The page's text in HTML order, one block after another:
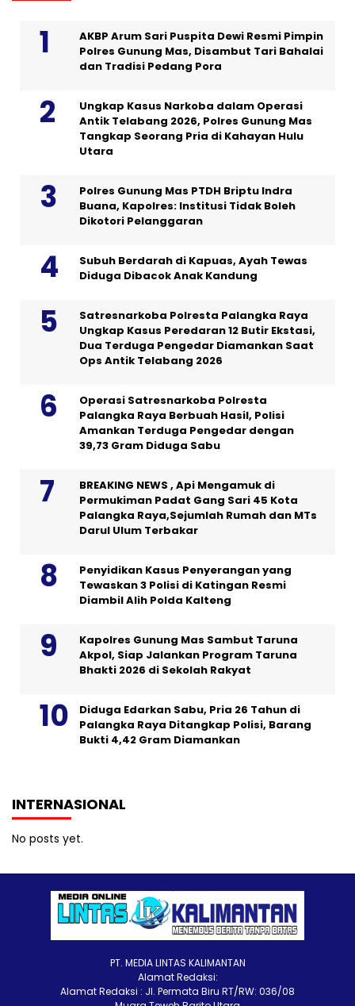
AKBP Arum Sari Puspita Dewi Resmi Pimpin
Polres Gunung Mas, Disambut Tari Bahalai
dan Tradisi Pedang Pora
Ungkap Kasus Narkoba dalam Operasi
Antik Telabang 2026, Polres Gunung Mas
Tangkap Seorang Pria di Kahayan Hulu
Utara
Polres Gunung Mas PTDH Briptu Indra
Buana, Kapolres: Institusi Tidak Boleh
Dikotori Pelanggaran
Subuh Berdarah di Kapuas, Ayah Tewas
Diduga Dibacok Anak Kandung
Satresnarkoba Polresta Palangka Raya
Ungkap Kasus Peredaran 12 Butir Ekstasi,
Dua Terduga Pengedar Diamankan Saat
Ops Antik Telabang 2026
Operasi Satresnarkoba Polresta
Palangka Raya Berbuah Hasil, Polisi
Amankan Terduga Pengedar dengan
39,73 Gram Diduga Sabu
BREAKING NEWS , Api Mengamuk di
Permukiman Padat Gang Sari 45 Kota
Palangka Raya,Sejumlah Rumah dan MTs
Darul Ulum Terbakar
Penyidikan Kasus Penyerangan yang
Tewaskan 3 Polisi di Katingan Resmi
Diambil Alih Polda Kalteng
Kapolres Gunung Mas Sambut Taruna
Akpol, Siap Jalankan Program Taruna
Bhakti 2026 di Sekolah Rakyat
Diduga Edarkan Sabu, Pria 26 Tahun di
Palangka Raya Ditangkap Polisi, Barang
Bukti 4,42 Gram Diamankan
INTERNASIONAL
No posts yet.
PT. MEDIA LINTAS KALIMANTAN
Alamat Redaksi:
Alamat Redaksi : Jl. Permata Biru RT/RW: 036/08